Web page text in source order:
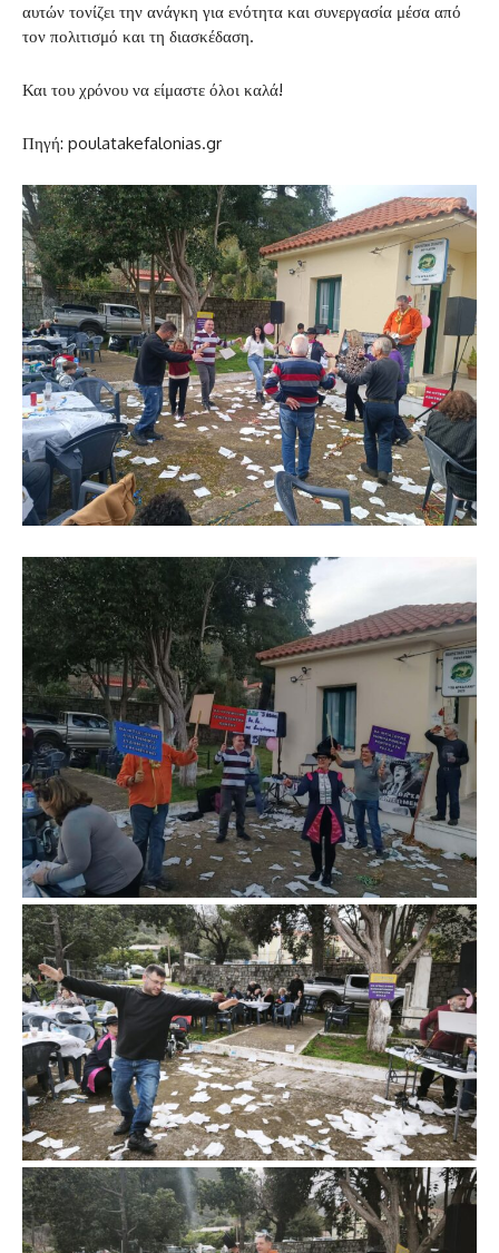
αυτών τονίζει την ανάγκη για ενότητα και συνεργασία μέσα από
τον πολιτισμό και τη διασκέδαση.
Και του χρόνου να είμαστε όλοι καλά!
Πηγή: poulatakefalonias.gr